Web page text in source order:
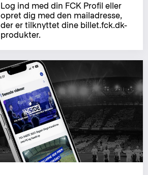
Log ind med din FCK Profil eller
opret dig med den mailadresse,
der er tilknyttet dine billet.fck.dk-
produkter.